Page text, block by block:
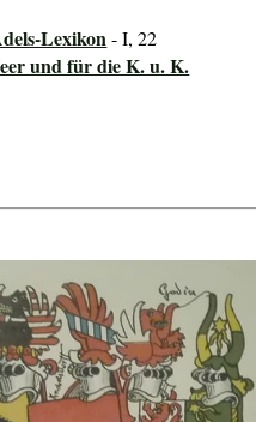
Lexikon - I, 22
und für die K. u. K.